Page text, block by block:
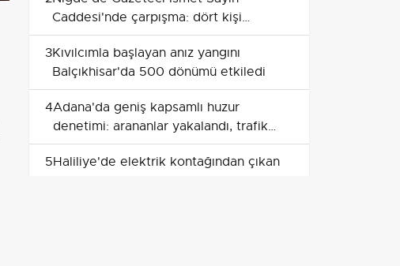
Caddesi'nde çarpışma: dört kişi
yaralandı
3Kıvılcımla başlayan anız yangını
Balçıkhisar'da 500 dönümü etkiledi
4Adana'da geniş kapsamlı huzur
denetimi: arananlar yakalandı, trafik
cezaları yüksek seyretti
5Haliliye'de elektrik kontağından çıkan